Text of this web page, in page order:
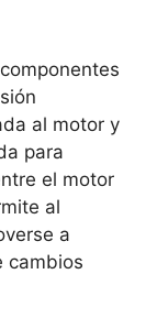
al motor y
para
el motor
al
a
cambios